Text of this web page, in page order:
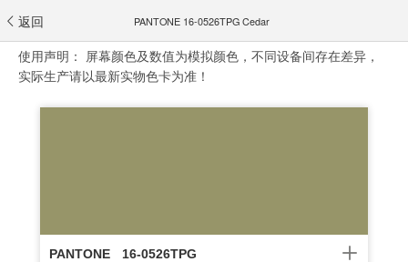
返回 PANTONE 16-0526TPG Cedar
使用声明： 屏幕颜色及数值为模拟颜色，不同设备间存在差异，
实际生产请以最新实物色卡为准！
PANTONE
16-0526TPG